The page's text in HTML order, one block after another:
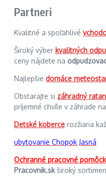
Partneri
Kvalitné a spoľahlivé
Široký výber kvalitných
ceny nájdete na
Najlepšie domáce
Obstarajte si záhradný
príjemné chvíle v záhrade
Detské koberce rozžiaria
ubytovanie Chopok Jasná
Ochranné pracovné
Pracovnik.skširoký